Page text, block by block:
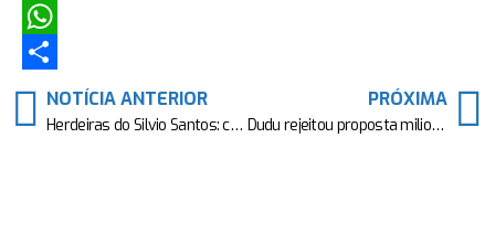
c
e
b
o
a
s
t
o
E
m
a
i
W
h
a
S
h
NOTÍCIA ANTERIOR
Herdeiras do Silvio Santos: conheça as 6 filhas do apresentador
PRÓXIMA
Dudu rejeitou proposta milionária do Cruzeiro, diz empresário